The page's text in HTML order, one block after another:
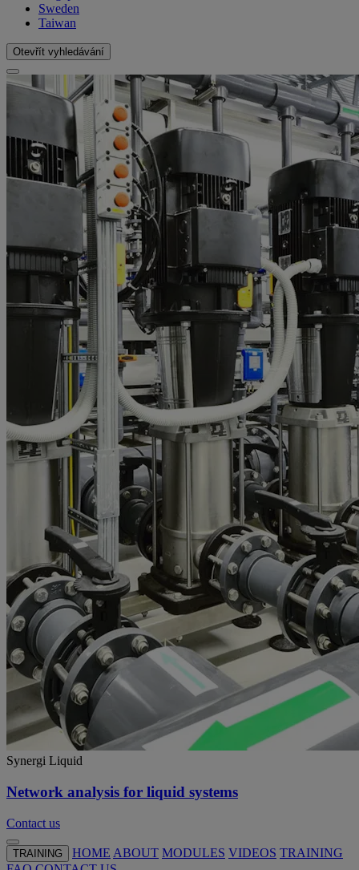
Sweden
Taiwan
Otevřít vyhledávání
Synergi Liquid
Network analysis for liquid systems
Contact us
TRAINING HOME ABOUT MODULES VIDEOS TRAINING